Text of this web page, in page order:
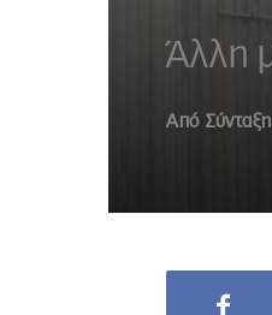
Άλλη
Από Σύνταξη